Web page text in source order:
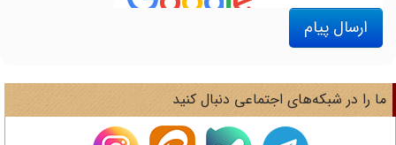
ارسال پیام
را در شبکه‌های اجتماعی دنبال کنید